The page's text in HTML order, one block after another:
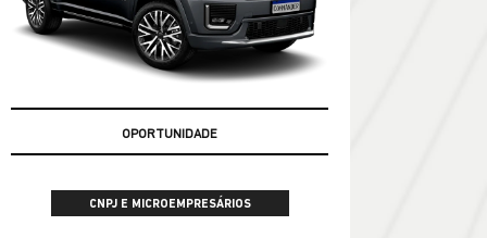
OPORTUNIDADE
CNPJ E MICROEMPRESÁRIOS